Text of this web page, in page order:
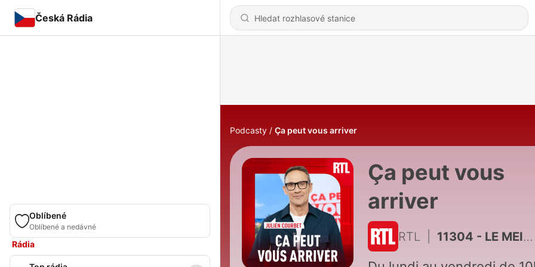
Česká Rádia
Oblíbené
Oblíbené a nedávné
Rádia
Podcasty Ça peut vous arriver
Ça peut vous
arriver
RTL 11304 - LE MEILLEUR DE JULIEN COURBET - Une mouche harcèle l'animateur, B. Sabbah et ses éternels problèmes d'élocution... Ce qu'il ne fallait pas rater cette saison